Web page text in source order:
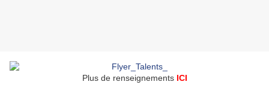
Plus de renseignements ICI